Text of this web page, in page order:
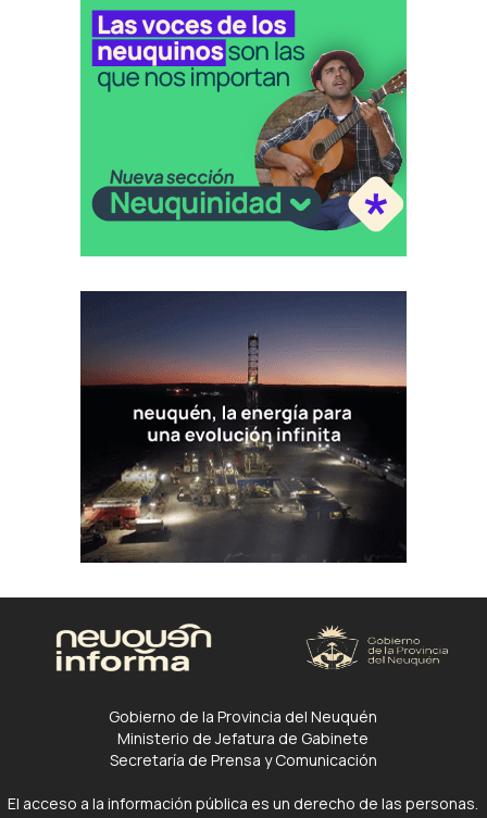
Gobierno de la Provincia del Neuquén
Ministerio de Jefatura de Gabinete
Secretaría de Prensa y Comunicación
El acceso a la información pública es un derecho de las personas.